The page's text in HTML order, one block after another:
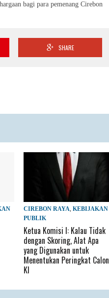
bagi para pemenang Cirebon
SHARE
CIREBON RAYA,KEBIJAKAN
PUBLIK
Ketua Komisi I: Kalau Tidak
dengan Skoring, Alat Apa
yang Digunakan untuk
Menentukan Peringkat Calon
KI